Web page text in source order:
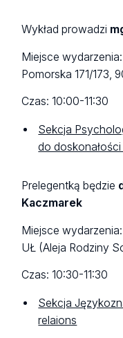
Wykład prowadzi
Miejsce
Pomorska 171/173,
Czas: 10:00-11:30
Sekcja
do doskonałości
Prelegentką będzie
Kaczmarek
Miejsce
UŁ (Aleja Rodziny
Czas: 10:30-11:30
Sekcja
relaions